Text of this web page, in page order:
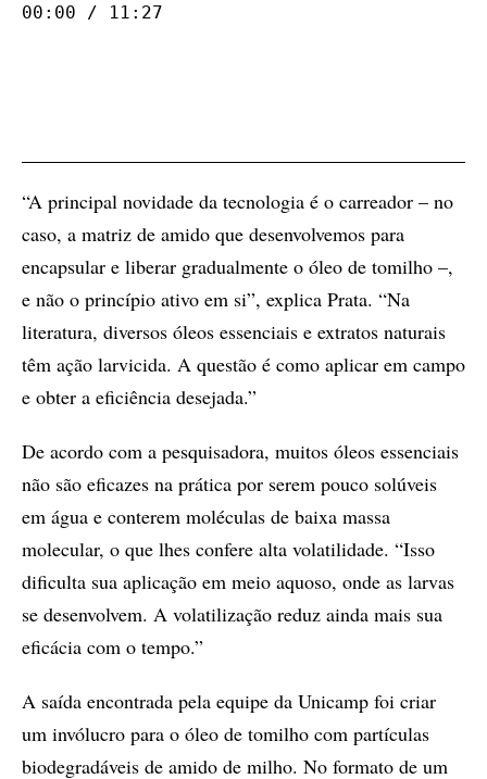
00:00 / 11:27
“A principal novidade da tecnologia é o carreador – no
caso, a matriz de amido que desenvolvemos para
encapsular e liberar gradualmente o óleo de tomilho –,
e não o princípio ativo em si”, explica Prata. “Na
literatura, diversos óleos essenciais e extratos naturais
têm ação larvicida. A questão é como aplicar em campo
e obter a eficiência desejada.”
De acordo com a pesquisadora, muitos óleos essenciais
não são eficazes na prática por serem pouco solúveis
em água e conterem moléculas de baixa massa
molecular, o que lhes confere alta volatilidade. “Isso
dificulta sua aplicação em meio aquoso, onde as larvas
se desenvolvem. A volatilização reduz ainda mais sua
eficácia com o tempo.”
A saída encontrada pela equipe da Unicamp foi criar
um invólucro para o óleo de tomilho com partículas
biodegradáveis de amido de milho. No formato de um